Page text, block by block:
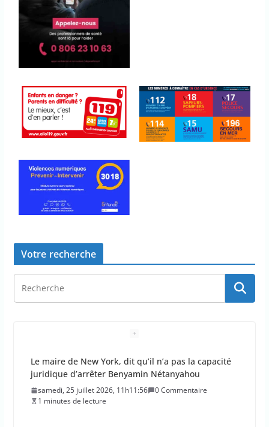
Votre recherche
L’épidémie d’Ebola a entraîné plus de 1 000 décès
en RDC et en Ouganda
samedi, 25 juillet 2026, 10h10:39
0 Commentaire
1 minutes de lecture